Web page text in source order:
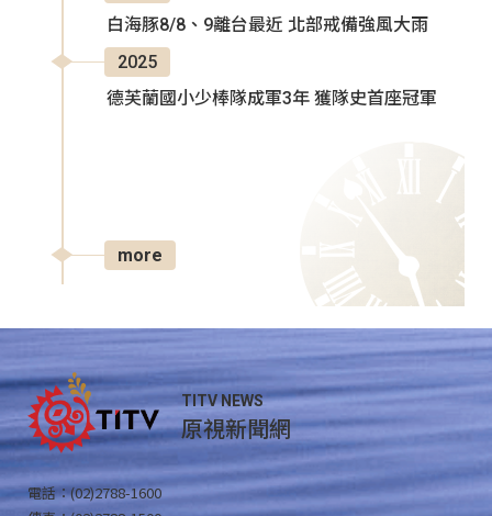
白海豚8/8、9離台最近 北部戒備強風大雨
2025
德芙蘭國小少棒隊成軍3年 獲隊史首座冠軍
more
TITV NEWS
原視新聞網
電話：(02)2788-1600